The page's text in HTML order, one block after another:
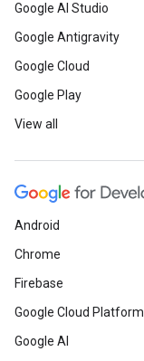
Google AI Studio
Google Antigravity
Google Cloud
Google Play
View all
Android
Chrome
Firebase
Google Cloud Platform
Google AI